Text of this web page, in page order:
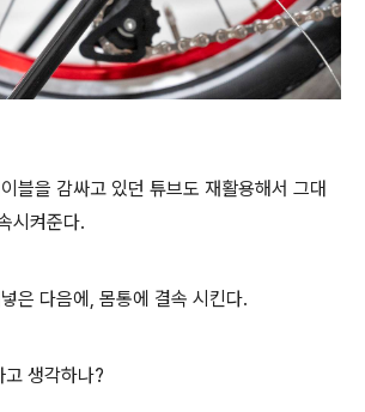
블을 감싸고 있던 튜브도 재활용해서 그대
시켜준다.
은 다음에, 몸통에 결속 시킨다.
생각하나?